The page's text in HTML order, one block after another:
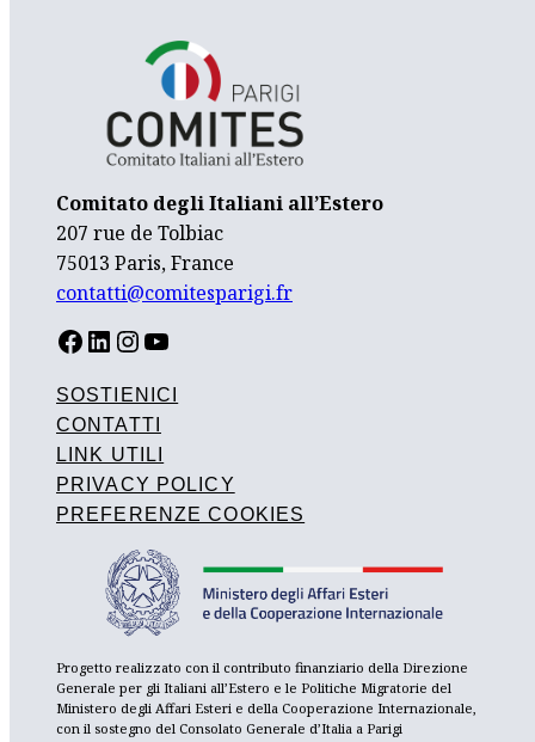
Comitato degli Italiani all’Estero
207 rue de Tolbiac
75013 Paris, France
contatti@comitesparigi.fr
FACEBOOK LINKEDIN INSTAGRAM YOUTUBE
SOSTIENICI
CONTATTI
LINK UTILI
PRIVACY POLICY
PREFERENZE COOKIES
Progetto realizzato con il contributo finanziario della Direzione
Generale per gli Italiani all’Estero e le Politiche Migratorie del
Ministero degli Affari Esteri e della Cooperazione Internazionale,
con il sostegno del Consolato Generale d’Italia a Parigi